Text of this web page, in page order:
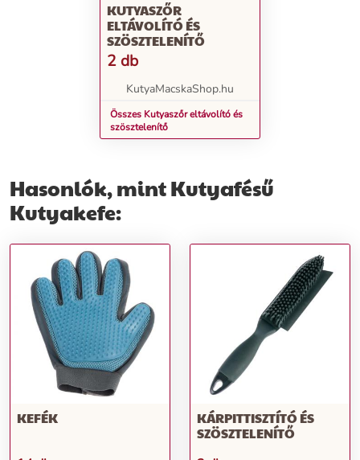
KUTYASZŐR
ELTÁVOLÍTÓ ÉS
SZÖSZTELENÍTŐ
2 db
KutyaMacskaShop.hu
Összes Kutyaszőr eltávolító és
szösztelenítő
Hasonlók, mint Kutyafésű
Kutyakefe:
KEFÉK
KÁRPITTISZTÍTÓ ÉS
SZÖSZTELENÍTŐ